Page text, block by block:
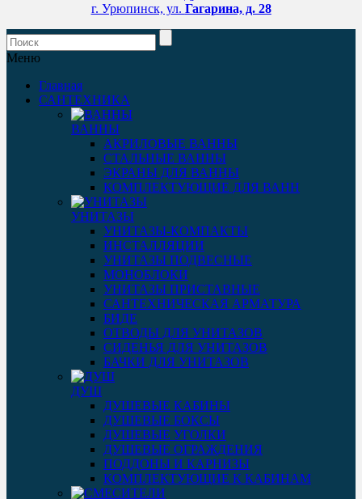
г. Урюпинск, ул. Гагарина, д. 28
Меню
Главная
САНТЕХНИКА
ВАННЫ
АКРИЛОВЫЕ ВАННЫ
СТАЛЬНЫЕ ВАННЫ
ЭКРАНЫ ДЛЯ ВАННЫ
КОМПЛЕКТУЮЩИЕ ДЛЯ ВАНН
УНИТАЗЫ
УНИТАЗЫ-КОМПАКТЫ
ИНСТАЛЛЯЦИИ
УНИТАЗЫ ПОДВЕСНЫЕ
МОНОБЛОКИ
УНИТАЗЫ ПРИСТАВНЫЕ
САНТЕХНИЧЕСКАЯ АРМАТУРА
БИДЕ
ОТВОДЫ ДЛЯ УНИТАЗОВ
СИДЕНЬЯ ДЛЯ УНИТАЗОВ
БАЧКИ ДЛЯ УНИТАЗОВ
ДУШ
ДУШЕВЫЕ КАБИНЫ
ДУШЕВЫЕ БОКСЫ
ДУШЕВЫЕ УГОЛКИ
ДУШЕВЫЕ ОГРАЖДЕНИЯ
ПОДДОНЫ И КАРНИЗЫ
КОМПЛЕКТУЮЩИЕ К КАБИНАМ